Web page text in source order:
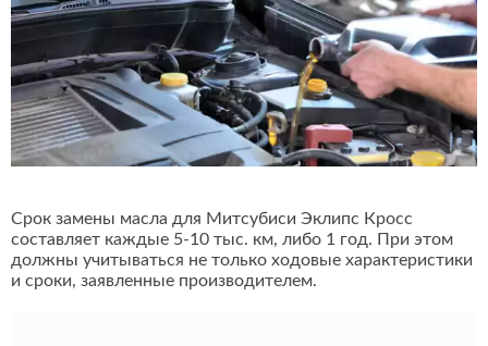
Срок замены масла для Митсубиси Эклипс Кросс
составляет каждые 5-10 тыс. км, либо 1 год. При этом
должны учитываться не только ходовые характеристики
и сроки, заявленные производителем.